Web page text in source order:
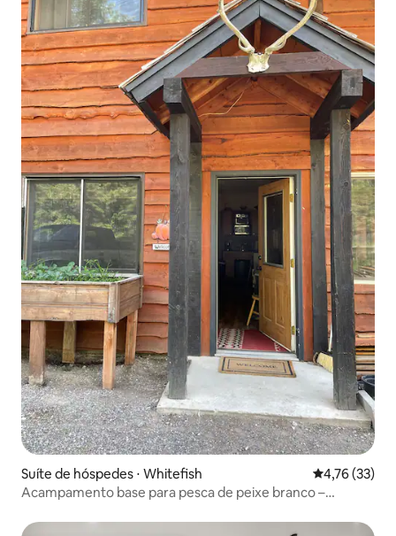
Suíte de hóspedes ⋅ Whitefish 4,76 de uma
4,76 (33)
Acampamento base para pesca de peixe branco –